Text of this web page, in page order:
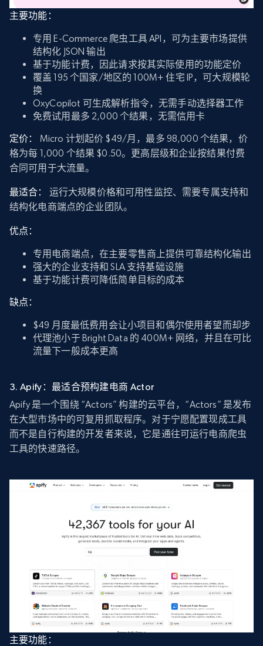
主要功能：
专用 E-Commerce 爬虫工具 API，可为主要市场提供
结构化 JSON 输出
基于功能计费，因此请求按其实际使用的功能定价
覆盖 195 个国家/地区的 100M+ 住宅 IP，可大规模轮
换
OxyCopilot 可生成解析指令，无需手动选择器工作
免费试用最多 2,000 个结果，无需信用卡
定价：
Micro 计划起价 $49/月，最多 98,000 个结果，价
格为每 1,000 个结果 $0.50。更高层级和企业按结果付费
合同可用于大流量。
最适合：
运行大规模价格和可用性监控、需要专属支持和
结构化电商端点的企业团队。
优点：
专用电商端点，在主要零售商上提供可靠结构化输出
强大的企业支持和 SLA 支持基础设施
基于功能计费可降低简单目标的成本
缺点：
$49 月度最低费用会让小项目和偶尔使用者望而却步
代理池小于 Bright Data 的 400M+ 网络，并且在可比
流量下一般成本更高
3. Apify：最适合预构建电商 Actor
Apify 是一个围绕 “Actors” 构建的云平台，“Actors” 是发布
在大型市场中的可复用抓取程序。对于宁愿配置现成工具
而不是自行构建的开发者来说，它是通往可运行电商爬虫
工具的快速路径。
主要功能：